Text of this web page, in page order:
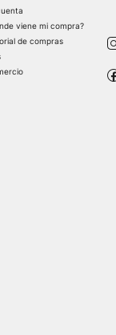
viene mi compra?
de compras